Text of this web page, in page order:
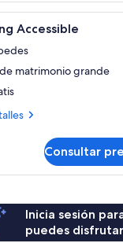
Un
Accessible
de matrimonio grande
Consultar
Inicia sesión
puedes